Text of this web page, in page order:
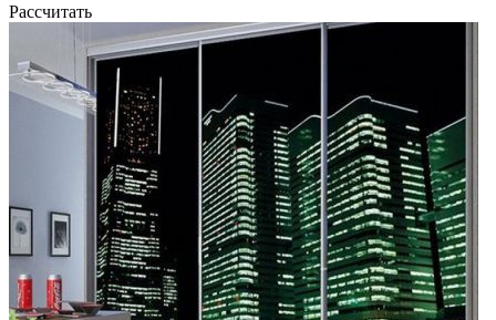
Рассчитать